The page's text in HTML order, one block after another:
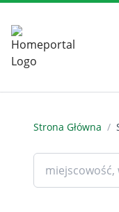
Strona Główna /